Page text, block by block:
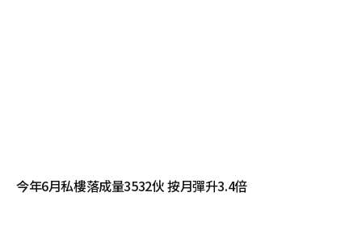
今年6月私樓落成量3532伙 按月彈升3.4倍